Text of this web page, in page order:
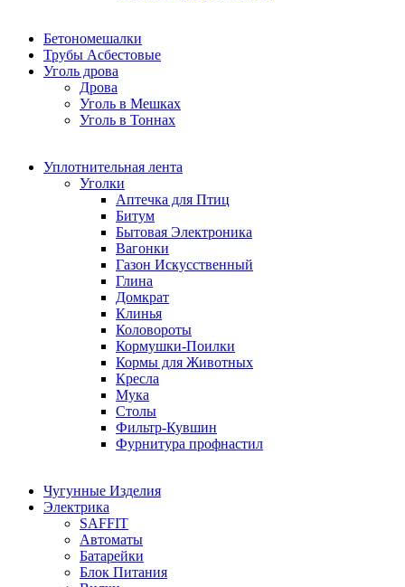
Бетономешалки
Трубы Асбестовые
Уголь дрова
Дрова
Уголь в Мешках
Уголь в Тоннах
Уплотнительная лента
Уголки
Аптечка для Птиц
Битум
Бытовая Электроника
Вагонки
Газон Искусственный
Глина
Домкрат
Клинья
Коловороты
Кормушки-Поилки
Кормы для Животных
Кресла
Мука
Столы
Фильтр-Кувшин
Фурнитура профнастил
Чугунные Изделия
Электрика
SAFFIT
Автоматы
Батарейки
Блок Питания